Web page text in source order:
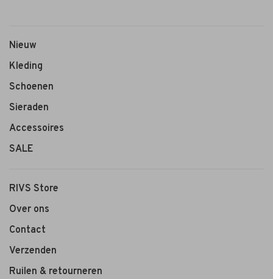
Nieuw
Kleding
Schoenen
Sieraden
Accessoires
SALE
RIVS Store
Over ons
Contact
Verzenden
Ruilen & retourneren